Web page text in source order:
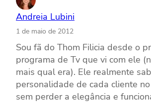
Andreia Lubini
1 de maio de 2012
Sou fã do Thom Filicia desde o
programa de Tv que vi com ele
mais qual era). Ele realmente
personalidade de cada cliente
sem perder a elegância e